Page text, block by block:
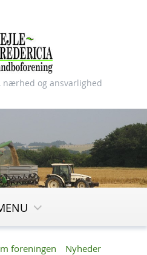
og ansvarlighed
foreningen
Nyheder